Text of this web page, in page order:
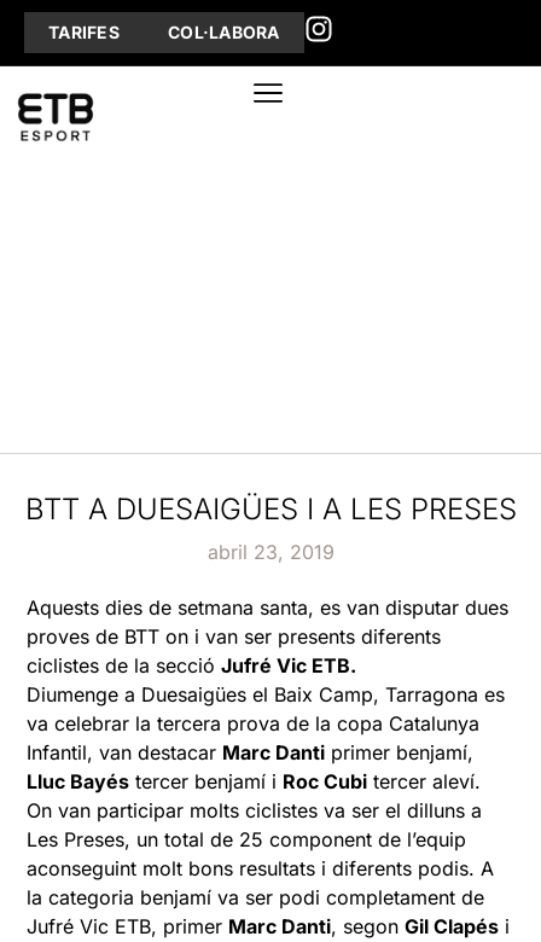
TARIFES COL·LABORA
BTT A DUESAIGÜES I A LES PRESES
abril 23, 2019
Aquests dies de setmana santa, es van disputar dues
proves de BTT on i van ser presents diferents
ciclistes de la seccióJufré Vic ETB.
Diumenge a Duesaigües el Baix Camp, Tarragona es
va celebrar la tercera prova de la copa Catalunya
Infantil, van destacar Marc Danti primer benjamí,
Lluc Bayés tercer benjamí i Roc Cubi tercer aleví.
On van participar molts ciclistes va ser el dilluns a
Les Preses, un total de 25 component de l’equip
aconseguint molt bons resultats i diferents podis. A
la categoria benjamí va ser podi completament de
Jufré Vic ETB, primer Marc Danti, segonGil Clapés i